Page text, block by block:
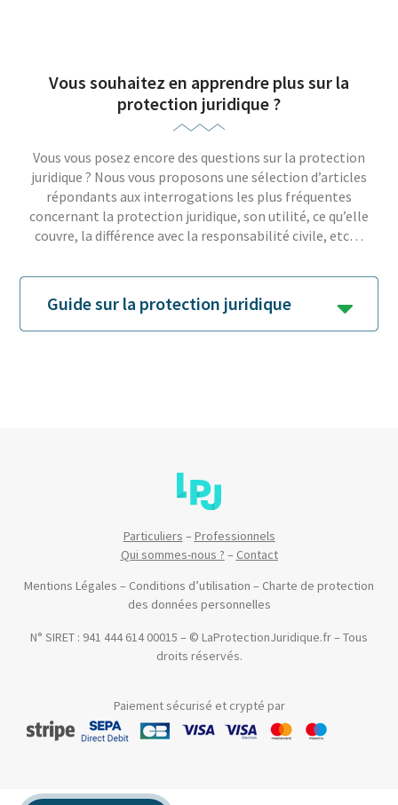
Vous souhaitez en apprendre plus sur la
protection juridique ?
Vous vous posez encore des questions sur la protection
juridique ? Nous vous proposons une sélection d’articles
répondants aux interrogations les plus fréquentes
concernant la protection juridique, son utilité, ce qu’elle
couvre, la différence avec la responsabilité civile, etc…
Guide sur la protection juridique
Particuliers – Professionnels
Qui sommes-nous ? – Contact
Mentions Légales – Conditions d’utilisation – Charte de protection
des données personnelles
N° SIRET : 941 444 614 00015 – © LaProtectionJuridique.fr – Tous
droits réservés.
Paiement sécurisé et crypté par